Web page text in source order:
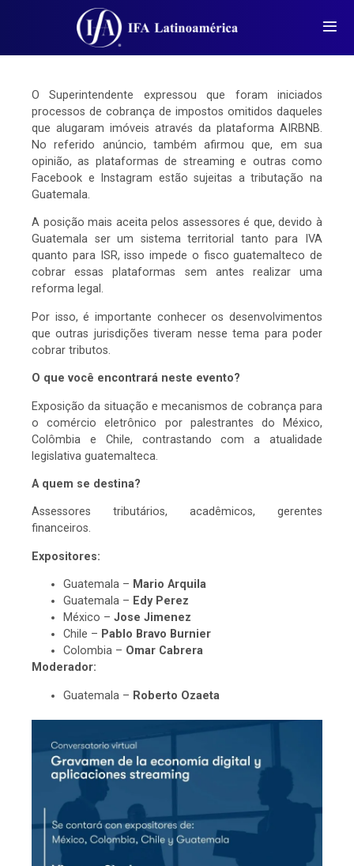
O Superintendente expressou que foram iniciados
processos de cobrança de impostos omitidos daqueles
que alugaram imóveis através da plataforma AIRBNB.
No referido anúncio, também afirmou que, em sua
opinião, as plataformas de streaming e outras como
Facebook e Instagram estão sujeitas a tributação na
Guatemala.
A posição mais aceita pelos assessores é que, devido à
Guatemala ser um sistema territorial tanto para IVA
quanto para ISR, isso impede o fisco guatemalteco de
cobrar essas plataformas sem antes realizar uma
reforma legal.
Por isso, é importante conhecer os desenvolvimentos
que outras jurisdições tiveram nesse tema para poder
cobrar tributos.
O que você encontrará neste evento?
Exposição da situação e mecanismos de cobrança para
o comércio eletrônico por palestrantes do México,
Colômbia e Chile, contrastando com a atualidade
legislativa guatemalteca.
A quem se destina?
Assessores tributários, acadêmicos, gerentes
financeiros.
Expositores:
Guatemala – Mario Arquila
Guatemala – Edy Perez
México – Jose Jimenez
Chile – Pablo Bravo Burnier
Colombia – Omar Cabrera
Moderador:
Guatemala – Roberto Ozaeta